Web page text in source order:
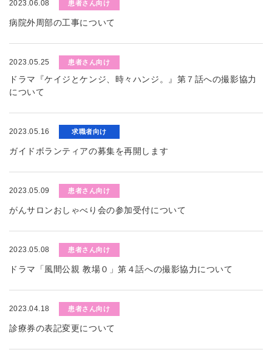
2023.06.08 患者さん向け
病院外周部の工事について
2023.05.25 患者さん向け
ドラマ『ケイジとケンジ、時々ハンジ。』第７話への撮影協力
について
2023.05.16 求職者向け
ガイドボランティアの募集を再開します
2023.05.09 患者さん向け
がんサロンおしゃべり会の参加受付について
2023.05.08 患者さん向け
ドラマ「風間公親 教場０」第４話への撮影協力について
2023.04.18 患者さん向け
診療券の表記変更について